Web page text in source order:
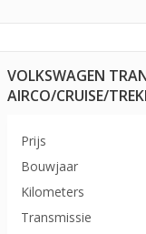
VOLKSWAGEN
AIRCO/CRUISE/
Prijs
Bouwjaar
Kilometers
Transmissie